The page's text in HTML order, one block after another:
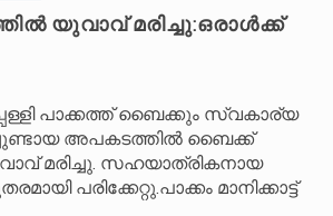
യുവാവ് മരിച്ചു:ഒരാൾക്ക്
പാക്കത്ത് ബൈക്കും സ്വകാര്യ
അപകടത്തിൽ ബൈക്ക്
മരിച്ചു. സഹയാത്രികനായ
പരിക്കേറ്റു.പാക്കം മാനിക്കാട്ട്